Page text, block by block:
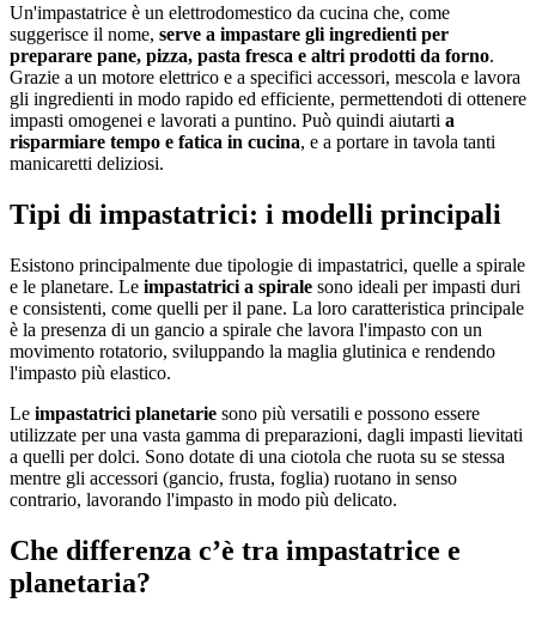
Un'impastatrice è un elettrodomestico da cucina che, come
suggerisce il nome, serve a impastare gli ingredienti per
preparare pane, pizza, pasta fresca e altri prodotti da forno.
Grazie a un motore elettrico e a specifici accessori, mescola e lavora
gli ingredienti in modo rapido ed efficiente, permettendoti di ottenere
impasti omogenei e lavorati a puntino. Può quindi aiutarti a
risparmiare tempo e fatica in cucina, e a portare in tavola tanti
manicaretti deliziosi.
Tipi di impastatrici: i modelli principali
Esistono principalmente due tipologie di impastatrici, quelle a spirale
e le planetare. Le impastatrici a spirale sono ideali per impasti duri
e consistenti, come quelli per il pane. La loro caratteristica principale
è la presenza di un gancio a spirale che lavora l'impasto con un
movimento rotatorio, sviluppando la maglia glutinica e rendendo
l'impasto più elastico.
Le impastatrici planetarie sono più versatili e possono essere
utilizzate per una vasta gamma di preparazioni, dagli impasti lievitati
a quelli per dolci. Sono dotate di una ciotola che ruota su se stessa
mentre gli accessori (gancio, frusta, foglia) ruotano in senso
contrario, lavorando l'impasto in modo più delicato.
Che differenza c’è tra impastatrice e
planetaria?